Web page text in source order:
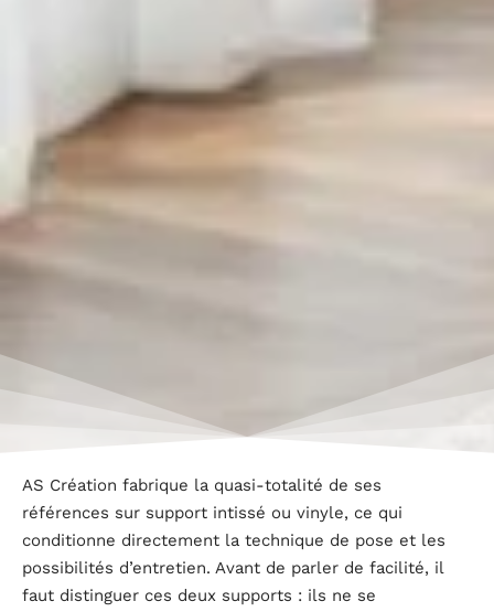
AS Création fabrique la quasi-totalité de ses
références sur support intissé ou vinyle, ce qui
conditionne directement la technique de pose et les
possibilités d’entretien. Avant de parler de facilité, il
faut distinguer ces deux supports : ils ne se